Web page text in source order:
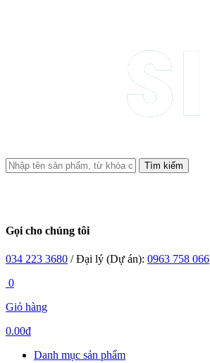
Tìm kiếm
Gọi cho chúng tôi
034 223 3680 / Đại lý (Dự án): 0963 758 066
0
Giỏ hàng
0.00đ
Danh mục sản phẩm